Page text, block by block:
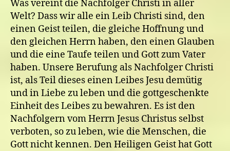
Was vereint die Nachfolger Christi in aller
Welt? Dass wir alle ein Leib Christi sind, den
einen Geist teilen, die gleiche Hoffnung und
den gleichen Herrn haben, den einen Glauben
und die eine Taufe teilen und Gott zum Vater
haben. Unsere Berufung als Nachfolger Christi
ist, als Teil dieses einen Leibes Jesu demütig
und in Liebe zu leben und die gottgeschenkte
Einheit des Leibes zu bewahren. Es ist den
Nachfolgern vom Herrn Jesus Christus selbst
verboten, so zu leben, wie die Menschen, die
Gott nicht kennen. Den Heiligen Geist hat Gott